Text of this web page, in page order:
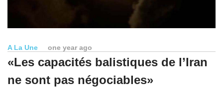
A La Une one year ago
«Les capacités balistiques de l’Iran
ne sont pas négociables»